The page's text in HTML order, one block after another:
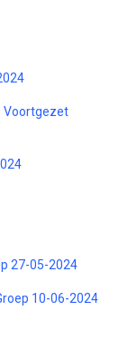
Voortgezet
27-05-2024
10-06-2024